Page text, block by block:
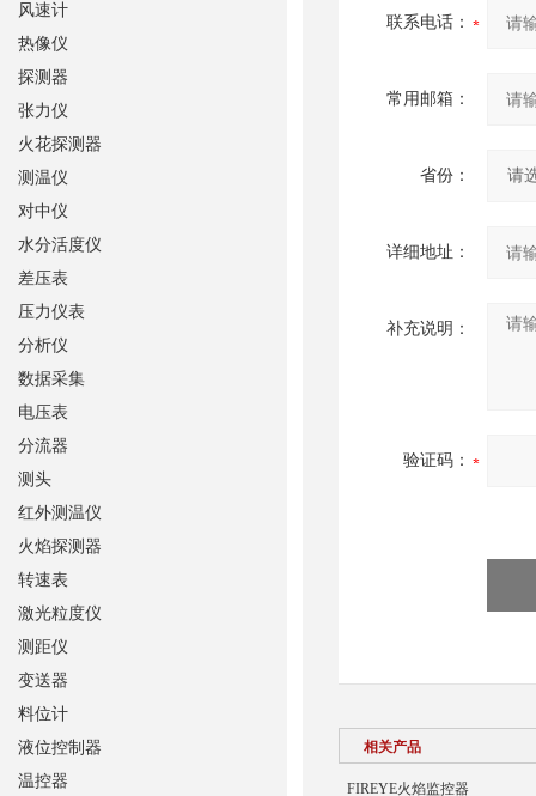
联系电话：
常用邮箱：
省份：
详细地址：
补充说明：
验证码：
相关产品
FIREYE火焰监控器
风速计
热像仪
探测器
张力仪
火花探测器
测温仪
对中仪
水分活度仪
差压表
压力仪表
分析仪
数据采集
电压表
分流器
测头
红外测温仪
火焰探测器
转速表
激光粒度仪
测距仪
变送器
料位计
液位控制器
温控器